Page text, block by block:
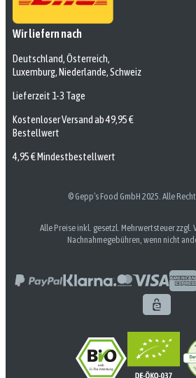
Wir liefern nach
Deutschland, Österreich,
Luxemburg, Niederlande, Schweiz
Lieferzeit 1-3 Tage
Kostenloser Versand ab 49,95 €
Bestellwert
4,95 € Mindestbestellwert
© Gepp’s Food GmbH 2025. Alle
Alle Preise inkl. gesetzl. Mehrwertsteuer zzgl.
Nachnahmegebühren, wenn nicht